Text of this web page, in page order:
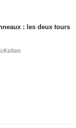
: les deux tours